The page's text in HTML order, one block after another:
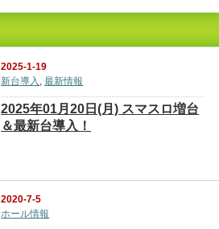
2025-1-19
新台導入 ,最新情報
2025年01月20日(月) スマスロ増台
＆最新台導入！
2020-7-5
ホール情報